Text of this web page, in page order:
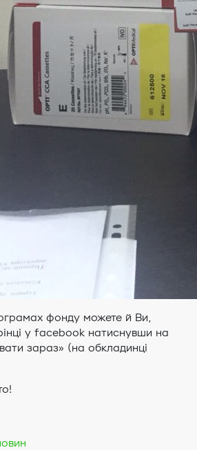
фонду можете й Ви,
у facebook натиснувши на
зараз» (на обкладинці